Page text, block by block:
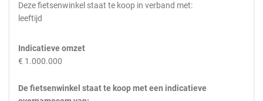
Deze fietsenwinkel staat te koop in verband met:
leeftijd
Indicatieve omzet
€ 1.000.000
De fietsenwinkel staat te koop met een indicatieve